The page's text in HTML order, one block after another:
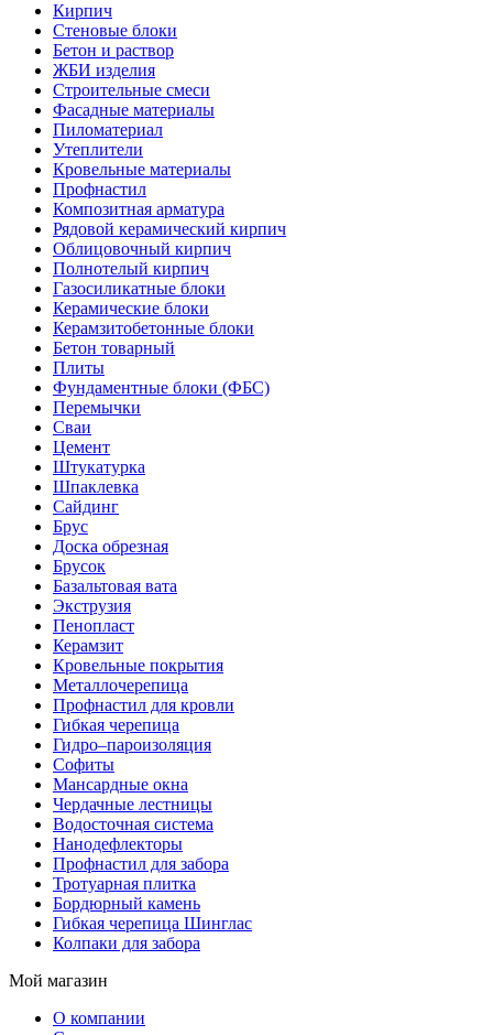
Кирпич
Стеновые блоки
Бетон и раствор
ЖБИ изделия
Строительные смеси
Фасадные материалы
Пиломатериал
Утеплители
Кровельные материалы
Профнастил
Композитная арматура
Рядовой керамический кирпич
Облицовочный кирпич
Полнотелый кирпич
Газосиликатные блоки
Керамические блоки
Керамзитобетонные блоки
Бетон товарный
Плиты
Фундаментные блоки (ФБС)
Перемычки
Сваи
Цемент
Штукатурка
Шпаклевка
Сайдинг
Брус
Доска обрезная
Брусок
Базальтовая вата
Экструзия
Пенопласт
Керамзит
Кровельные покрытия
Металлочерепица
Профнастил для кровли
Гибкая черепица
Гидро–пароизоляция
Софиты
Мансардные окна
Чердачные лестницы
Водосточная система
Нанодефлекторы
Профнастил для забора
Тротуарная плитка
Бордюрный камень
Гибкая черепица Шинглас
Колпаки для забора
Мой магазин
О компании